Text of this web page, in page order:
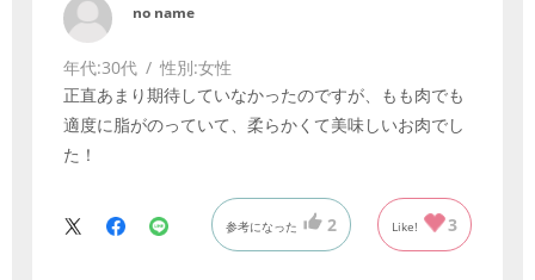
no name
年代:30代 性別:女性
正直あまり期待していなかったのですが、もも肉でも
適度に脂がのっていて、柔らかくて美味しいお肉でし
た！
参考になった 2 Like! 3